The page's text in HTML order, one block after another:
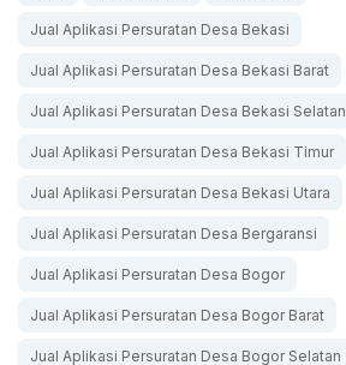
Jual Aplikasi Persuratan Desa Bekasi
Jual Aplikasi Persuratan Desa Bekasi Barat
Jual Aplikasi Persuratan Desa Bekasi Selatan
Jual Aplikasi Persuratan Desa Bekasi Timur
Jual Aplikasi Persuratan Desa Bekasi Utara
Jual Aplikasi Persuratan Desa Bergaransi
Jual Aplikasi Persuratan Desa Bogor
Jual Aplikasi Persuratan Desa Bogor Barat
Jual Aplikasi Persuratan Desa Bogor Selatan